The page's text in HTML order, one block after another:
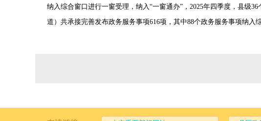
纳入综合窗口进行一窗受理，纳入“一窗通办”，2025年四季度，县级
道）共承接完善发布政务服务事项616项，其中88个政务服务事项纳入